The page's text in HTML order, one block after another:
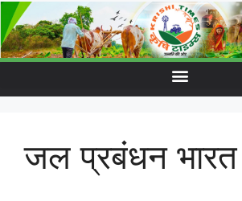
जल प्रबंधन भारत